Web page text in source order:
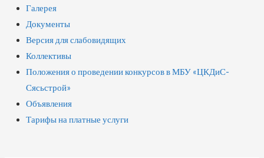
Галерея
Документы
Версия для слабовидящих
Коллективы
Положения о проведении конкурсов в МБУ «ЦКДиС-
Сясьстрой»
Объявления
Тарифы на платные услуги